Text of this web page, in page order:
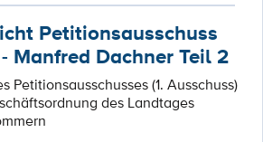
Petitionsausschuss
Manfred Dachner Teil 2
Petitionsausschusses (1. Ausschuss)
des Landtages